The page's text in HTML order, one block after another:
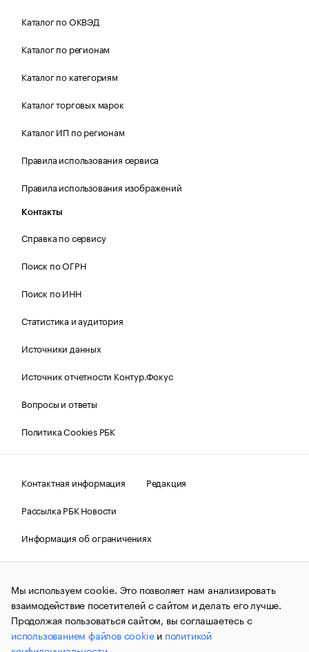
Каталог по ОКВЭД
Каталог по регионам
Каталог по категориям
Каталог торговых марок
Каталог ИП по регионам
Правила использования сервиса
Правила использования изображений
Контакты
Справка по сервису
Поиск по ОГРН
Поиск по ИНН
Статистика и аудитория
Источники данных
Источник отчетности Контур.Фокус
Вопросы и ответы
Политика Cookies РБК
Контактная информация
Редакция
Рассылка РБК Новости
Информация об ограничениях
Правовая информация
О соблюдении авторских прав
© АО «РОСБИЗНЕСКОНСАЛТИНГ»,1995–2026.Сообщения
и материалы информационного агентства «РБК»
(зарегистрировано Федеральной службой по надзору в сфере
связи, информационных технологий и массовых
коммуникаций (Роскомнадзор) 09.12.2015 за номером ИА
№ФС77-63848) сопровождаются пометкой «РБК». Отдельные
Мы используем cookie. Это позволяет нам анализировать
взаимодействие посетителей с сайтом и делать его лучше.
Продолжая пользоваться сайтом, вы соглашаетесь с
использованием файлов cookieи политикой